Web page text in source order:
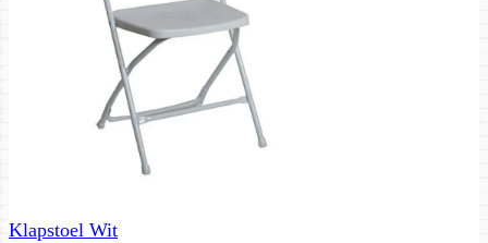
Klapstoel Wit